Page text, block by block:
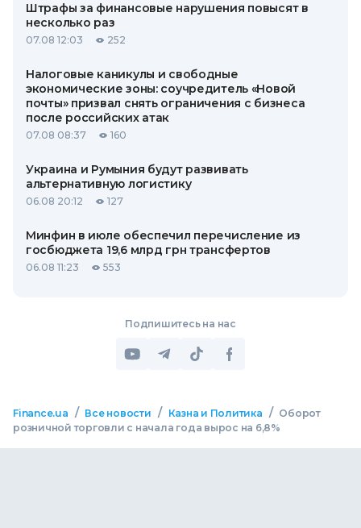
Штрафы за финансовые нарушения повысят в
несколько раз
07.08 12:03 252
Налоговые каникулы и свободные
экономические зоны: соучредитель «Новой
почты» призвал снять ограничения с бизнеса
после российских атак
07.08 08:37 160
Украина и Румыния будут развивать
альтернативную логистику
06.08 20:12 127
Минфин в июле обеспечил перечисление из
госбюджета 19,6 млрд грн трансфертов
06.08 11:23 553
Подпишитесь на нас
Finance.ua / Все новости / Казна и Политика / Оборот
розничной торговли с начала года вырос на 6,8%